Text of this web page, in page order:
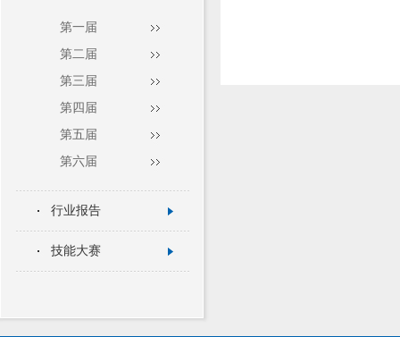
第一届
第二届
第三届
第四届
第五届
第六届
行业报告
技能大赛